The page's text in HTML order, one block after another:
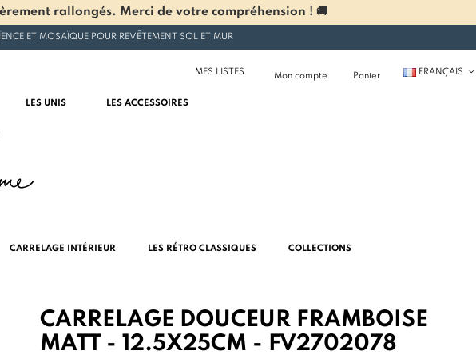
rallongés. Merci de votre compréhension ! 🚚
ET MOSAÏQUE POUR REVÊTEMENT SOL ET MUR
MES LISTES Mon compte Panier FRANÇAIS
LES UNIS LES ACCESSOIRES
CARRELAGE INTÉRIEUR LES RÉTRO CLASSIQUES COLLECTIONS
CARRELAGE DOUCEUR FRAMBOISE
MATT - 12.5X25CM - FV2702078